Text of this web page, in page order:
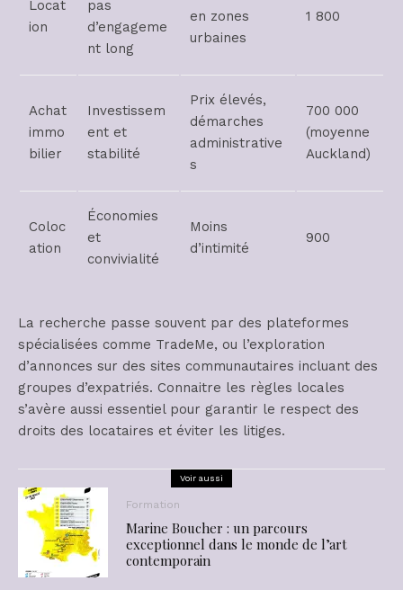
Locat
ion
pas
d’engageme
nt long
en zones
urbaines
1 800
Achat
immo
bilier
Investissem
ent et
stabilité
Prix élevés,
démarches
administrative
s
700 000
(moyenne
Auckland)
Coloc
ation
Économies
et
convivialité
Moins
d’intimité
900
La recherche passe souvent par des plateformes
spécialisées comme TradeMe, ou l’exploration
d’annonces sur des sites communautaires incluant des
groupes d’expatriés. Connaitre les règles locales
s’avère aussi essentiel pour garantir le respect des
droits des locataires et éviter les litiges.
Voir aussi
Formation
Marine Boucher : un parcours
exceptionnel dans le monde de l’art
contemporain